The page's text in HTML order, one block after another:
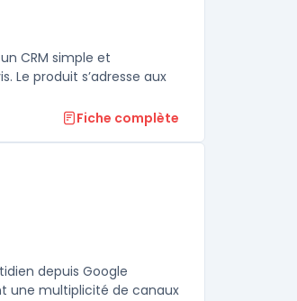
CRM simple et
Le produit s’adresse aux
Fiche complète
depuis Google
une multiplicité de canaux